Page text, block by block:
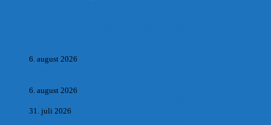
6. august 2026
6. august 2026
31. juli 2026